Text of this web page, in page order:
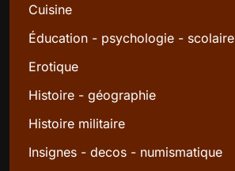
Cuisine
Éducation - psychologie - scolaire
Erotique
Histoire - géographie
Histoire militaire
Insignes - decos - numismatique